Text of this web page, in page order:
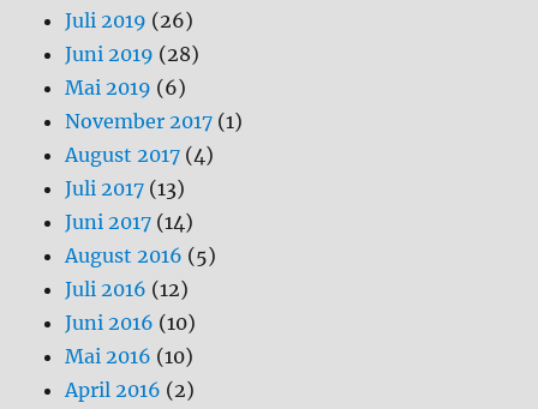
Juli 2019 (26)
Juni 2019 (28)
Mai 2019 (6)
November 2017 (1)
August 2017 (4)
Juli 2017 (13)
Juni 2017 (14)
August 2016 (5)
Juli 2016 (12)
Juni 2016 (10)
Mai 2016 (10)
April 2016 (2)